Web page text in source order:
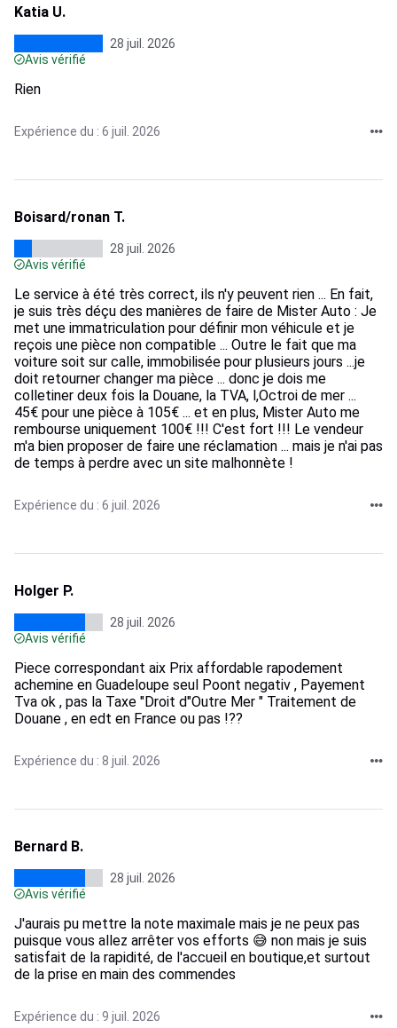
Katia U.
28 juil. 2026
Avis vérifié
Rien
Expérience du : 6 juil. 2026
Boisard/ronan T.
28 juil. 2026
Avis vérifié
Le service à été très correct, ils n'y peuvent rien ... En fait,
je suis très déçu des manières de faire de Mister Auto : Je
met une immatriculation pour définir mon véhicule et je
reçois une pièce non compatible ... Outre le fait que ma
voiture soit sur calle, immobilisée pour plusieurs jours ...je
doit retourner changer ma pièce ... donc je dois me
colletiner deux fois la Douane, la TVA, l,Octroi de mer ...
45€ pour une pièce à 105€ ... et en plus, Mister Auto me
rembourse uniquement 100€ !!! C'est fort !!! Le vendeur
m'a bien proposer de faire une réclamation ... mais je n'ai pas
de temps à perdre avec un site malhonnète !
Expérience du : 6 juil. 2026
Holger P.
28 juil. 2026
Avis vérifié
Piece correspondant aix Prix affordable rapodement
achemine en Guadeloupe seul Poont negativ , Payement
Tva ok , pas la Taxe "Droit d"Outre Mer " Traitement de
Douane , en edt en France ou pas !??
Expérience du : 8 juil. 2026
Bernard B.
28 juil. 2026
Avis vérifié
J'aurais pu mettre la note maximale mais je ne peux pas
puisque vous allez arrêter vos efforts 😅 non mais je suis
satisfait de la rapidité, de l'accueil en boutique,et surtout
de la prise en main des commendes
Expérience du : 9 juil. 2026